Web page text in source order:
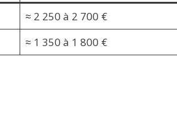
≈ 2 250 à 2 700 €
≈ 1 350 à 1 800 €